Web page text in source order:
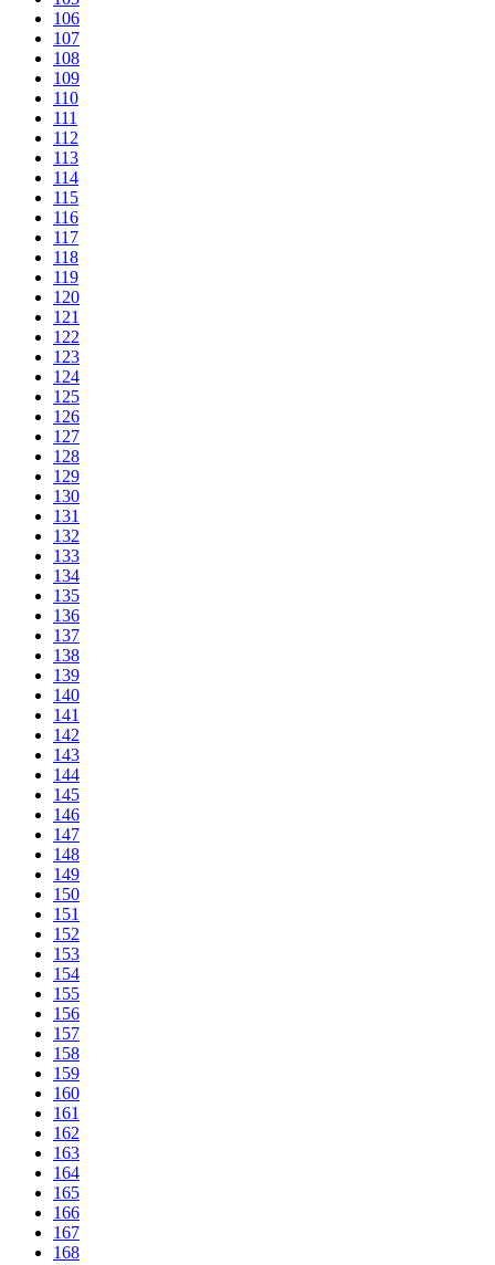
106
107
108
109
110
111
112
113
114
115
116
117
118
119
120
121
122
123
124
125
126
127
128
129
130
131
132
133
134
135
136
137
138
139
140
141
142
143
144
145
146
147
148
149
150
151
152
153
154
155
156
157
158
159
160
161
162
163
164
165
166
167
168